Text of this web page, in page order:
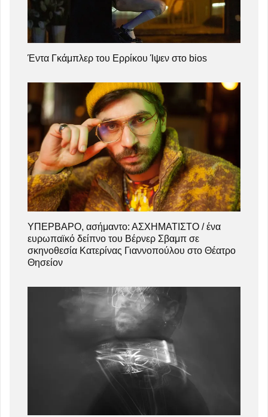
Έντα Γκάμπλερ του Ερρίκου Ίψεν στο bios
ΥΠΕΡΒΑΡΟ, ασήμαντο: ΑΣΧΗΜΑΤΙΣΤΟ / ένα
ευρωπαϊκό δείπνο του Βέρνερ Σβαμπ σε
σκηνοθεσία Κατερίνας Γιαννοπούλου στο Θέατρο
Θησείον